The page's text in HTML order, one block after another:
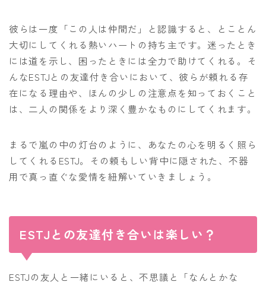
彼らは一度「この人は仲間だ」と認識すると、とことん
大切にしてくれる熱いハートの持ち主です。迷ったとき
には道を示し、困ったときには全力で助けてくれる。そ
んなESTJとの友達付き合いにおいて、彼らが頼れる存
在になる理由や、ほんの少しの注意点を知っておくこと
は、二人の関係をより深く豊かなものにしてくれます。
まるで嵐の中の灯台のように、あなたの心を明るく照ら
してくれるESTJ。その頼もしい背中に隠された、不器
用で真っ直ぐな愛情を紐解いていきましょう。
ESTJとの友達付き合いは楽しい？
ESTJの友人と一緒にいると、不思議と「なんとかな